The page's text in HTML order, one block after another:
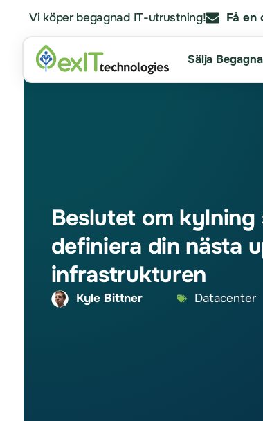
Vi köper begagnad IT-utrustning! Få en
Sälja
Beslutet om
definiera din nästa
infrastrukturen
Kyle Bittner Datacenter